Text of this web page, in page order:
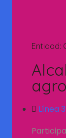
Entidad:
Línea